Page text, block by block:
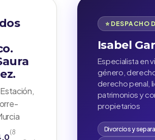
Estación,
(8
⭐ DESPACHO
Isabel
Especialista en
género,
derecho penal,
patrimonios y
propietarios
Divorcios y